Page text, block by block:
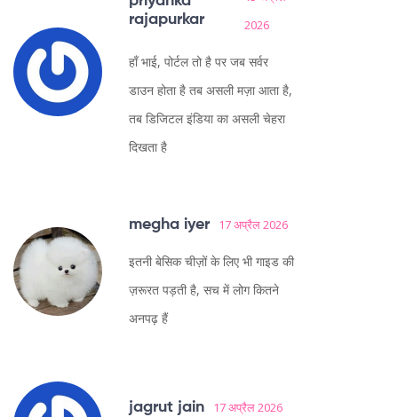
rajapurkar
2026
हाँ भाई, पोर्टल तो है पर जब सर्वर
डाउन होता है तब असली मज़ा आता है,
तब डिजिटल इंडिया का असली चेहरा
दिखता है
megha iyer 17 अप्रैल 2026
इतनी बेसिक चीज़ों के लिए भी गाइड की
ज़रूरत पड़ती है, सच में लोग कितने
अनपढ़ हैं
jagrut jain 17 अप्रैल 2026